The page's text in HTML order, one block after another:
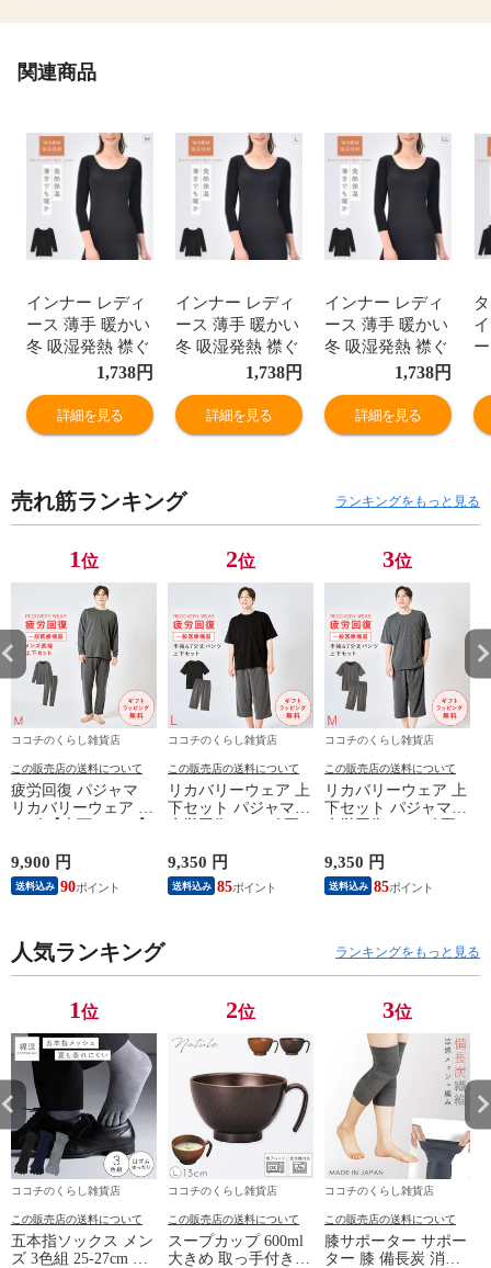
関連商品
インナー レディ
ース 薄手 暖かい
冬 吸湿発熱 襟ぐ
り 広め 8分袖 あ
ったかフィット8
分袖インナー
1,738円
詳細を見る
インナー レディ
ース 薄手 暖かい
冬 吸湿発熱 襟ぐ
り 広め 8分袖 あ
ったかフィット8
分袖インナー
1,738円
詳細を見る
インナー レディ
ース 薄手 暖かい
冬 吸湿発熱 襟ぐ
り 広め 8分袖 あ
ったかフィット8
分袖インナー
1,738円
詳細を見る
売れ筋ランキング ランキングをもっと見る
1位
ココチのくらし雑貨店
この販売店の送料について
疲労回復 パジャマ
リカバリーウェア メ
れが取れる パジャマ
血行促進 肩こり 腰
痛対策 疲れ 軽減 ル
ゼント 敬老の日 男
性用 安眠サポート
プルデザイン 杢グレ
9,900 円
送料込み 90
2位
ココチのくらし雑貨店
この販売店の送料について
リカバリーウェア 上
下セット パジャマ
ンツ 春夏用【一般医
療機器】部屋着 肩こ
り 冷え性 疲れが取
ームウェア リカバリ
9,350 円
送料込み 85
3位
ココチのくらし雑貨店
この販売店の送料について
リカバリーウェア 上
下セット パジャマ
ンツ 春夏用【一般医
療機器】部屋着 肩こ
り 冷え性 疲れが取
パが良い お得 安い
ームウェア リカバリ
9,350 円
送料込み 85
人気ランキング ランキングをもっと見る
1位
ココチのくらし雑貨店
この販売店の送料について
五本指ソックス メン
ズ 3色組 25-27cm 靴
2位
ココチのくらし雑貨店
この販売店の送料について
スープカップ 600ml
大きめ 取っ手付き
3位
ココチのくらし雑貨店
この販売店の送料について
膝サポーター サポー
ター 膝 備長炭 消臭